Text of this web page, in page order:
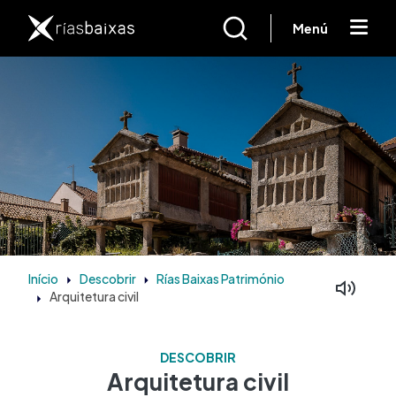
Menú
Início Descobrir Rías Baixas Património
Arquitetura civil
DESCOBRIR
Arquitetura civil